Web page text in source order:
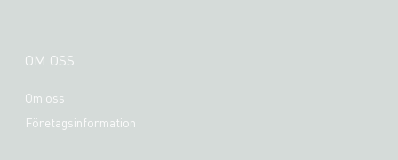
OM OSS
Om oss
Företagsinformation